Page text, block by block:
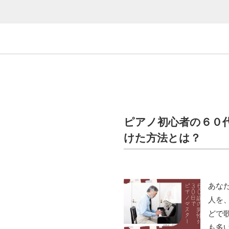
ピアノ初心者の６０
けた方法とは？
あな
人を
どで
も多